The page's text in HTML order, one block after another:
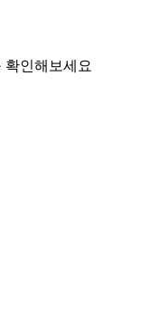
확인해보세요